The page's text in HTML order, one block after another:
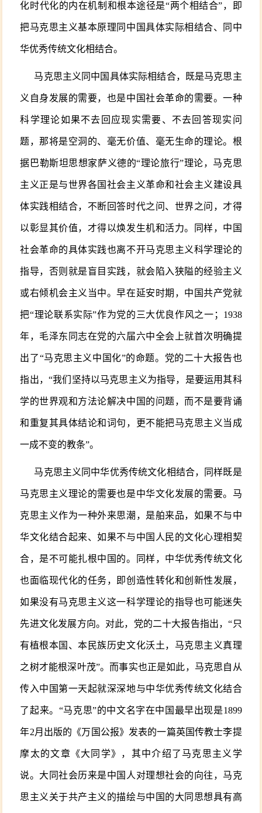
化时代化的内在机制和根本途径是“两个相结合”，即
把马克思主义基本原理同中国具体实际相结合、同中
华优秀传统文化相结合。
马克思主义同中国具体实际相结合，既是马克思主
义自身发展的需要，也是中国社会革命的需要。一种
科学理论如果不去回应现实需要、不去回答现实问
题，那将是空洞的、毫无价值、毫无生命的理论。根
据巴勒斯坦思想家萨义德的“理论旅行”理论，马克思
主义正是与世界各国社会主义革命和社会主义建设具
体实践相结合，不断回答时代之问、世界之问，才得
以彰显其价值，才得以焕发生机和活力。同样，中国
社会革命的具体实践也离不开马克思主义科学理论的
指导，否则就是盲目实践，就会陷入狭隘的经验主义
或右倾机会主义当中。早在延安时期，中国共产党就
把“理论联系实际”作为党的三大优良作风之一；1938
年，毛泽东同志在党的六届六中全会上就首次明确提
出了“马克思主义中国化”的命题。党的二十大报告也
指出，“我们坚持以马克思主义为指导，是要运用其科
学的世界观和方法论解决中国的问题，而不是要背诵
和重复其具体结论和词句，更不能把马克思主义当成
一成不变的教条”。
马克思主义同中华优秀传统文化相结合，同样既是
马克思主义理论的需要也是中华文化发展的需要。马
克思主义作为一种外来思潮，是舶来品，如果不与中
华文化结合起来、如果不与中国人民的文化心理相契
合，是不可能扎根中国的。同样，中华优秀传统文化
也面临现代化的任务，即创造性转化和创新性发展，
如果没有马克思主义这一科学理论的指导也可能迷失
先进文化发展方向。对此，党的二十大报告指出，“只
有植根本国、本民族历史文化沃土，马克思主义真理
之树才能根深叶茂”。而事实也正是如此，马克思自从
传入中国第一天起就深深地与中华优秀传统文化结合
了起来。“马克思”的中文名字在中国最早出现是1899
年2月出版的《万国公报》发表的一篇英国传教士李提
摩太的文章《大同学》，其中介绍了马克思主义学
说。大同社会历来是中国人对理想社会的向往，马克
思主义关于共产主义的描绘与中国的大同思想具有高